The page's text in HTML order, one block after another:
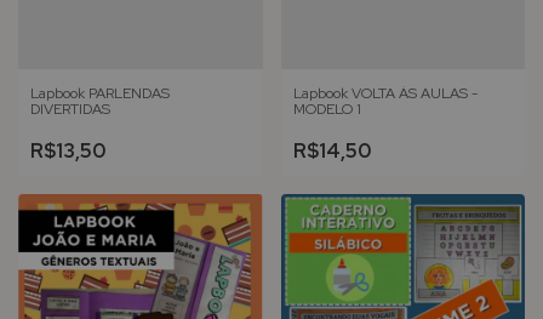
Lapbook PARLENDAS
DIVERTIDAS
R$13,50
Lapbook VOLTA ÀS AULAS -
MODELO 1
R$14,50